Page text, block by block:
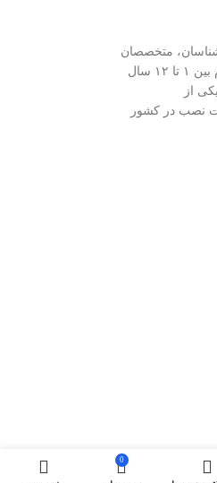
متخصصان
و تکنسین‌های مجرب که هرکدام بین ۱ تا ۱۲ سال
از
نصب در کشور
0